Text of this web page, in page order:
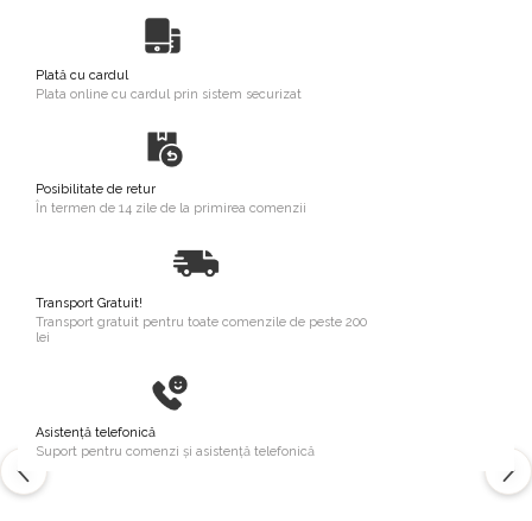
Plată cu cardul
Plata online cu cardul prin sistem securizat
Posibilitate de retur
În termen de 14 zile de la primirea comenzii
Transport Gratuit!
Transport gratuit pentru toate comenzile de peste 200
lei
Asistență telefonică
Suport pentru comenzi și asistență telefonică